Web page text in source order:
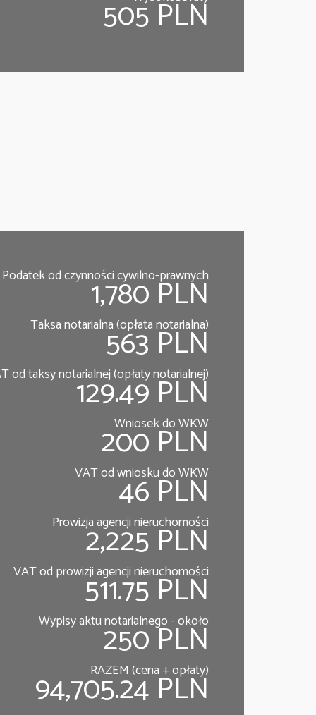
505 PLN
Podatek od czynności cywilno-prawnych
1,780 PLN
Taksa notarialna (opłata notarialna)
563 PLN
od taksy notarialnej (opłaty notarialnej)
129.49 PLN
Wniosek do WKW
200 PLN
VAT od wniosku do WKW
46 PLN
Prowizja agencji nieruchomości
2,225 PLN
VAT od prowizji agencji nieruchomości
511.75 PLN
Wypisy aktu notarialnego - około
250 PLN
RAZEM (cena + opłaty)
94,705.24 PLN